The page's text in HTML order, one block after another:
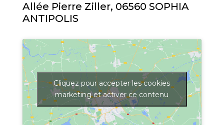
Allée Pierre Ziller, 06560 SOPHIA
ANTIPOLIS
Cliquez pour accepter les cookies
marketing et activer ce contenu